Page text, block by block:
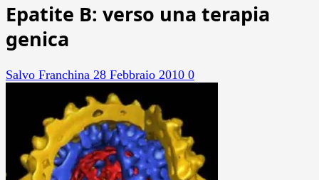
Epatite B: verso una terapia
genica
Salvo Franchina 28 Febbraio 2010 0